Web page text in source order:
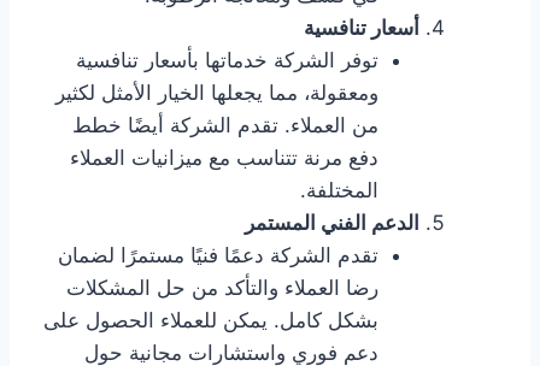
أسعار تنافسية
توفر الشركة خدماتها بأسعار تنافسية
ومعقولة، مما يجعلها الخيار الأمثل لكثير
من العملاء. تقدم الشركة أيضًا خطط
دفع مرنة تتناسب مع ميزانيات العملاء
المختلفة.
الدعم الفني المستمر
تقدم الشركة دعمًا فنيًا مستمرًا لضمان
رضا العملاء والتأكد من حل المشكلات
بشكل كامل. يمكن للعملاء الحصول على
دعم فوري واستشارات مجانية حول